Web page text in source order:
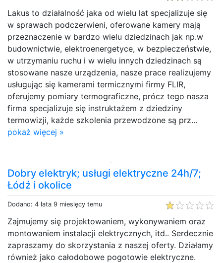
Lakus to działalność jaka od wielu lat specjalizuje się
w sprawach podczerwieni, oferowane kamery mają
przeznaczenie w bardzo wielu dziedzinach jak np.w
budownictwie, elektroenergetyce, w bezpieczeństwie,
w utrzymaniu ruchu i w wielu innych dziedzinach są
stosowane nasze urządzenia, nasze prace realizujemy
usługując się kamerami termicznymi firmy FLIR,
oferujemy pomiary termograficzne, prócz tego nasza
firma specjalizuje się instruktażem z dziedziny
termowizji, każde szkolenia przewodzone są prz...
pokaż więcej »
Dobry elektryk; usługi elektryczne 24h/7;
Łódź i okolice
Dodano: 4 lata 9 miesięcy temu
Zajmujemy się projektowaniem, wykonywaniem oraz
montowaniem instalacji elektrycznych, itd.. Serdecznie
zapraszamy do skorzystania z naszej oferty. Działamy
również jako całodobowe pogotowie elektryczne.